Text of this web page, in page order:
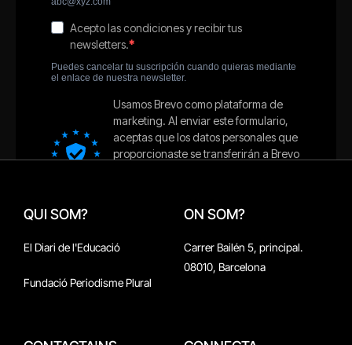
QUI SOM?
El Diari de l'Educació
Fundació Periodisme Plural
ON SOM?
Carrer Bailén 5, principal.
08010, Barcelona